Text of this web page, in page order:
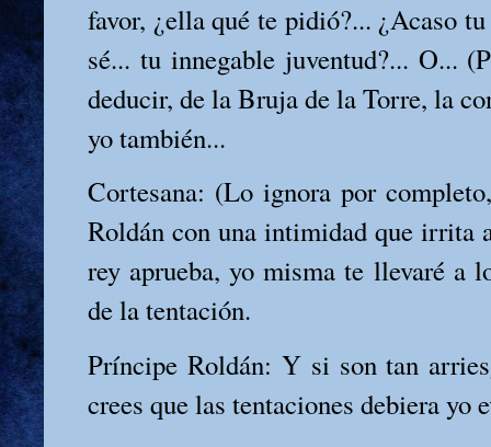
favor, ¿ella qué te pidió?... ¿Acaso
sé... tu innegable juventud?... O...
deducir, de la Bruja de la Torre, la
yo también...
Cortesana: (Lo ignora por
Roldán con una intimidad que
rey aprueba, yo misma te llevaré a
de la tentación.
Príncipe Roldán: Y si son tan
crees que las tentaciones debiera yo